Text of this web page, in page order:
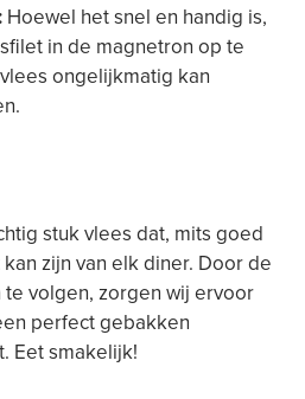
Hoewel het snel en handig is,
in de magnetron op te
ongelijkmatig kan
stuk vlees dat, mits goed
zijn van elk diner. Door de
volgen, zorgen wij ervoor
perfect gebakken
Eet smakelijk!